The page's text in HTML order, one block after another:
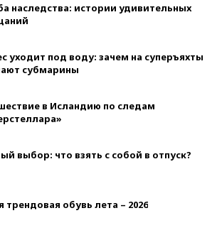
наследства: истории удивительных
уходит под воду: зачем на суперъяхты
субмарины
в Исландию по следам
выбор: что взять с собой в отпуск?
трендовая обувь лета – 2026